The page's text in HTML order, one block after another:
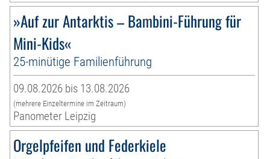
»Auf zur Antarktis – Bambini-Führung für
Mini-Kids«
25-minütige Familienführung
09.08.2026 bis 13.08.2026
(mehrere Einzeltermine im Zeitraum)
Panometer Leipzig
Orgelpfeifen und Federkiele